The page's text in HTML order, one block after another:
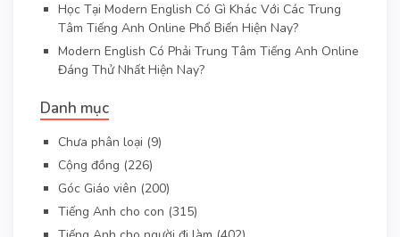
Học Tại Modern English Có Gì Khác Với Các Trung
Tâm Tiếng Anh Online Phổ Biến Hiện Nay?
Modern English Có Phải Trung Tâm Tiếng Anh Online
Đáng Thử Nhất Hiện Nay?
Danh mục
Chưa phân loại (9)
Cộng đồng (226)
Góc Giáo viên (200)
Tiếng Anh cho con (315)